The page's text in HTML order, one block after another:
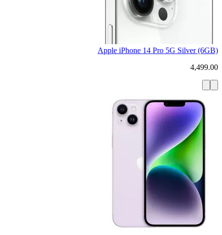
Apple iPhone 14 Pro 5G Silver (6GB)
4,499.00